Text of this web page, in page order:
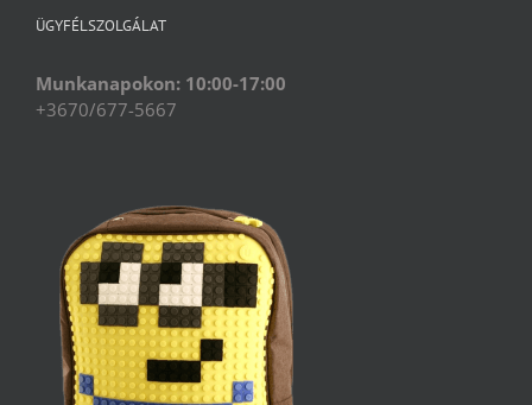
ÜGYFÉLSZOLGÁLAT
Munkanapokon: 10:00-17:00
+3670/677-5667